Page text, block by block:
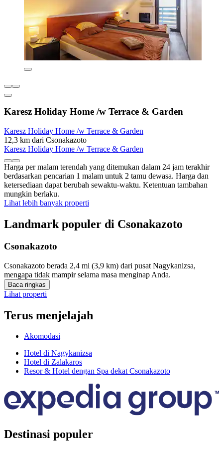
Karesz Holiday Home /w Terrace & Garden
Karesz Holiday Home /w Terrace & Garden
12,3 km dari Csonakazoto
Karesz Holiday Home /w Terrace & Garden
Harga per malam terendah yang ditemukan dalam 24 jam terakhir
berdasarkan pencarian 1 malam untuk 2 tamu dewasa. Harga dan
ketersediaan dapat berubah sewaktu-waktu. Ketentuan tambahan
mungkin berlaku.
Lihat lebih banyak properti
Landmark populer di Csonakazoto
Csonakazoto
Csonakazoto berada 2,4 mi (3,9 km) dari pusat Nagykanizsa,
mengapa tidak mampir selama masa menginap Anda.
Baca ringkas
Lihat properti
Terus menjelajah
Akomodasi
Hotel di Nagykanizsa
Hotel di Zalakaros
Resor & Hotel dengan Spa dekat Csonakazoto
Destinasi populer